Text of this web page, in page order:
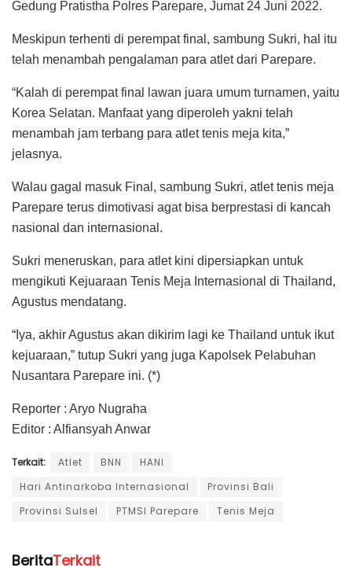
Gedung Pratistha Polres Parepare, Jumat 24 Juni 2022.
Meskipun terhenti di perempat final, sambung Sukri, hal itu
telah menambah pengalaman para atlet dari Parepare.
“Kalah di perempat final lawan juara umum turnamen, yaitu
Korea Selatan. Manfaat yang diperoleh yakni telah
menambah jam terbang para atlet tenis meja kita,”
jelasnya.
Walau gagal masuk Final, sambung Sukri, atlet tenis meja
Parepare terus dimotivasi agat bisa berprestasi di kancah
nasional dan internasional.
Sukri meneruskan, para atlet kini dipersiapkan untuk
mengikuti Kejuaraan Tenis Meja Internasional di Thailand,
Agustus mendatang.
“Iya, akhir Agustus akan dikirim lagi ke Thailand untuk ikut
kejuaraan,” tutup Sukri yang juga Kapolsek Pelabuhan
Nusantara Parepare ini. (*)
Reporter : Aryo Nugraha
Editor : Alfiansyah Anwar
Terkait: Atlet BNN
HANI
Hari Antinarkoba Internasional
Provinsi Bali
Provinsi Sulsel
PTMSI Parepare Tenis Meja
BeritaTerkait